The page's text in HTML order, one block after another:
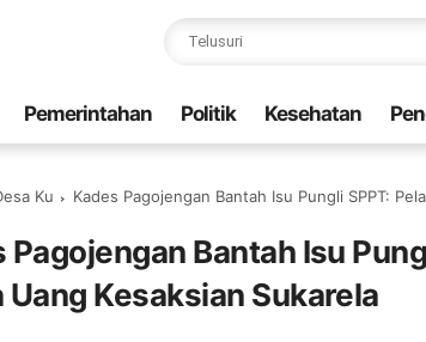
Pemerintahan Politik Kesehatan
Ku Kades Pagojengan Bantah Isu Pungli SPPT:
Pagojengan Bantah Isu
Uang Kesaksian Sukarela